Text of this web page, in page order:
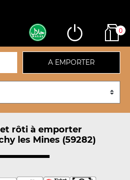
0
A EMPORTER
rôti à emporter
les Mines (59282)